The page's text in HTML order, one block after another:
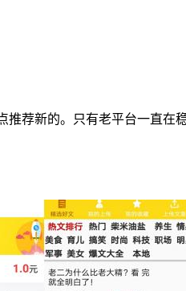
荐新的。只有老平台一直在